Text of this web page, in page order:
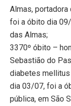
Almas,
foi a óbito dia
das Almas;
3370º óbito –
Sebastião do
diabetes mellitus
dia 03/07, foi a
pública, em São